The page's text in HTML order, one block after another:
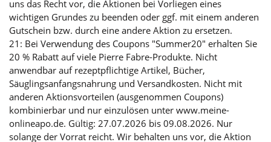
uns das Recht vor, die Aktionen bei Vorliegen eines
wichtigen Grundes zu beenden oder ggf. mit einem anderen
Gutschein bzw. durch eine andere Aktion zu ersetzen.
21: Bei Verwendung des Coupons "Summer20" erhalten Sie
20 % Rabatt auf viele Pierre Fabre-Produkte. Nicht
anwendbar auf rezeptpflichtige Artikel, Bücher,
Säuglingsanfangsnahrung und Versandkosten. Nicht mit
anderen Aktionsvorteilen (ausgenommen Coupons)
kombinierbar und nur einzulösen unter www.meine-
onlineapo.de. Gültig: 27.07.2026 bis 09.08.2026. Nur
solange der Vorrat reicht. Wir behalten uns vor, die Aktion